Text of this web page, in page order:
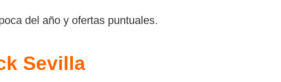
del año y ofertas puntuales.
Sevilla